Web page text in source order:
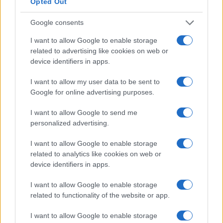
Google consents
I want to allow Google to enable storage
related to advertising like cookies on web or
device identifiers in apps.
I want to allow my user data to be sent to
Google for online advertising purposes.
I want to allow Google to send me
personalized advertising.
I want to allow Google to enable storage
related to analytics like cookies on web or
device identifiers in apps.
I want to allow Google to enable storage
related to functionality of the website or app.
I want to allow Google to enable storage
barra lateral esquerdaClique em enviar e siga as etapas de
verificação depois. Depois de sacar com sucesso o seu
BNB, ele deve chegar em breve à sua carteira. Agora você
está pronto para comprar POODL finalmente!Agora volte
para Binance ou qualquer bolsa que você comprou BNB.
Vá para a carteira do BNB e selecione Retirar, no endereço
do destinatário, cole o seu próprio endereço da carteira e
rede de transferência, certifique-se de ter selecionado
Binance Smart Chain (BSC) ou BEP20 (BSC)Se esta é a
primeira vez que você se conecta com a MetaMask, você
deve ser questionado imediatamente se deseja adicionar a
rede Binance Smart Chain à sua MetaMask, prossiga com
esta etapa, pois é muito importante que você certifique-se
de enviar seu BNB através da rede certa. Depois de
adicionar a rede, mude para a rede no MetaMask e você